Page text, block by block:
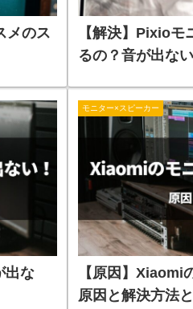
メのス
【解決】Pixio
るの？音が出な
出な
モニター×スピーカー
【原因】Xiaomi
原因と解決方法